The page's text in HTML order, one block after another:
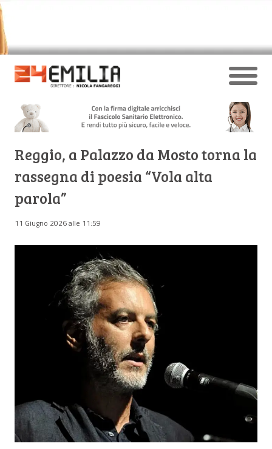
Reggio, a Palazzo da Mosto torna la
rassegna di poesia “Vola alta
parola”
11 Giugno 2026 alle 11:59